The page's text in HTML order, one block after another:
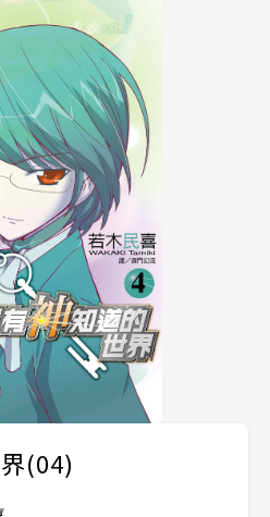
(04)